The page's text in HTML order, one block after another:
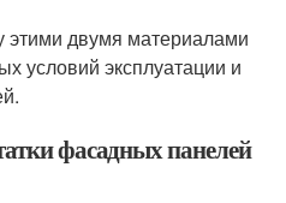
этими двумя материалами
условий эксплуатации и
фасадных панелей